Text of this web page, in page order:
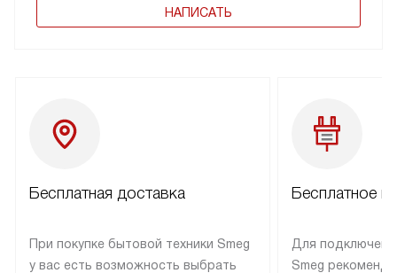
НАПИСАТЬ
Бесплатная доставка
При покупке бытовой техники Smeg
у вас есть возможность выбрать
Бесплатное
Для
Smeg